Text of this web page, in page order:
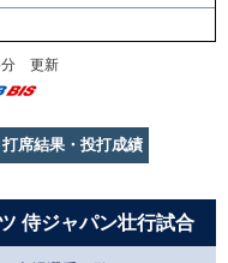
分 更新
打席結果・投打成績
侍ジャパン壮行試合